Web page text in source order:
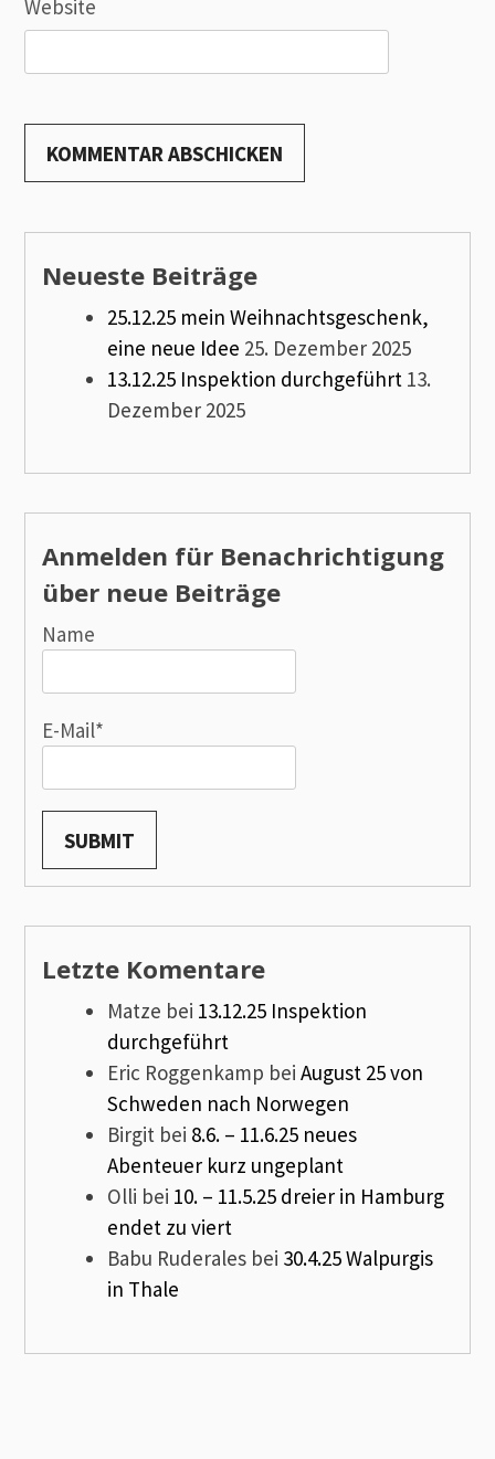
Website
Neueste Beiträge
25.12.25 mein Weihnachtsgeschenk,
eine neue Idee 25. Dezember 2025
13.12.25 Inspektion durchgeführt 13.
Dezember 2025
Anmelden für Benachrichtigung
über neue Beiträge
Name
E-Mail*
Letzte Komentare
Matze bei 13.12.25 Inspektion
durchgeführt
Eric Roggenkamp beiAugust 25 von
Schweden nach Norwegen
Birgit bei 8.6. – 11.6.25 neues
Abenteuer kurz ungeplant
Olli bei 10. – 11.5.25 dreier in Hamburg
endet zu viert
Babu Ruderales bei 30.4.25 Walpurgis
in Thale